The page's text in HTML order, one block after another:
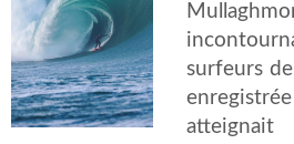
surfeurs